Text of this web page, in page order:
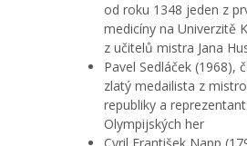
od roku 1348 jeden z
medicíny na Univerzitě
z učitelů mistra Jana
Pavel Sedláček (1968),
zlatý medailista z
republiky a
Olympijských her